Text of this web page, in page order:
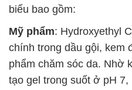
biểu bao gồm:
Mỹ phẩm: Hydroxyethyl
chính trong dầu gội, kem
phẩm chăm sóc da. Nhờ
tạo gel trong suốt ở pH